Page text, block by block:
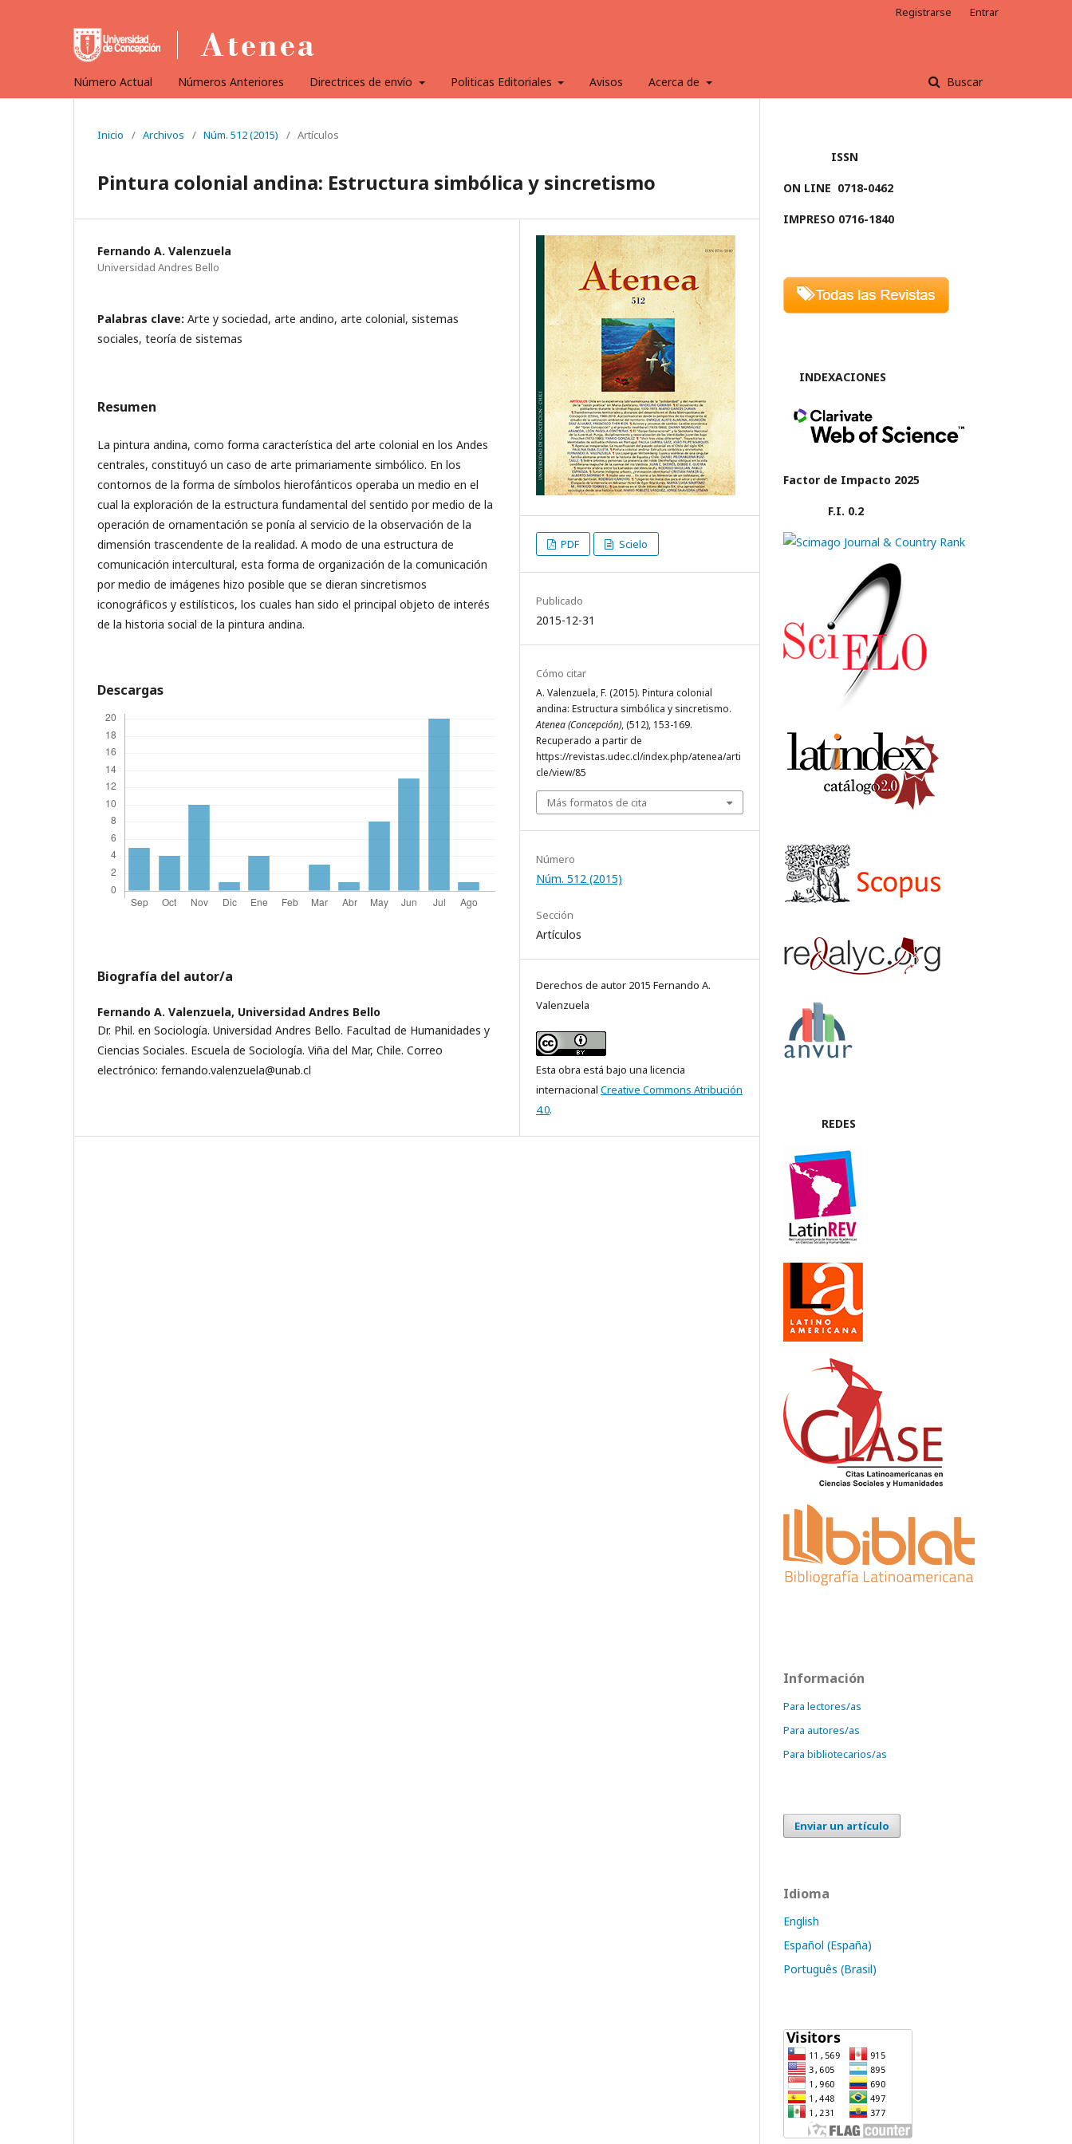
Número Actual Números Anteriores Directrices de envío Politicas Editoriales Avisos Acerca de Buscar
Registrarse Entrar
Inicio / Archivos / Núm. 512 (2015) / Artículos
Pintura colonial andina: Estructura simbólica y sincretismo
Fernando A. Valenzuela
Universidad Andres Bello
Palabras clave: Arte y sociedad, arte andino, arte colonial, sistemas
sociales, teoría de sistemas
Resumen
La pintura andina, como forma característica del arte colonial en los Andes
centrales, constituyó un caso de arte primariamente simbólico. En los
contornos de la forma de símbolos hierofánticos operaba un medio en el
cual la exploración de la estructura fundamental del sentido por medio de la
operación de ornamentación se ponía al servicio de la observación de la
dimensión trascendente de la realidad. A modo de una estructura de
comunicación intercultural, esta forma de organización de la comunicación
por medio de imágenes hizo posible que se dieran sincretismos
iconográficos y estilísticos, los cuales han sido el principal objeto de interés
de la historia social de la pintura andina.
Descargas
Biografía del autor/a
Fernando A. Valenzuela, Universidad Andres Bello
Dr. Phil. en Sociología. Universidad Andres Bello. Facultad de Humanidades y
Ciencias Sociales. Escuela de Sociología. Viña del Mar, Chile. Correo
electrónico: fernando.valenzuela@unab.cl
PDF Scielo
Publicado
2015-12-31
Cómo citar
A. Valenzuela, F. (2015). Pintura colonial
andina: Estructura simbólica y sincretismo.
Atenea (Concepción), (512), 153-169.
Recuperado a partir de
https://revistas.udec.cl/index.php/atenea/arti
cle/view/85
Más formatos de cita
Número
Núm. 512 (2015)
Sección
Artículos
Derechos de autor 2015 Fernando A.
Valenzuela
Esta obra está bajo una licencia
internacional Creative Commons Atribución
4.0.
ISSN
ON LINE 0718-0462
IMPRESO 0716-1840
INDEXACIONES
Factor de Impacto 2025
F.I. 0.2
REDES
Información
Para lectores/as
Para autores/as
Para bibliotecarios/as
Enviar un artículo
Idioma
English
Español (España)
Português (Brasil)